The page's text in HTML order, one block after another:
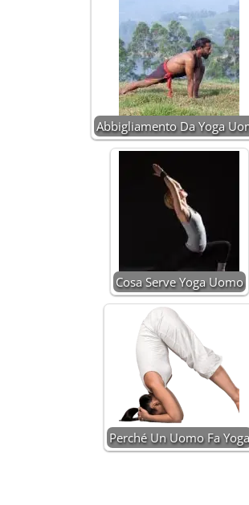
Abbigliamento Da Yoga
Cosa Serve Yoga Uomo
Perché Un Uomo Fa Yoga